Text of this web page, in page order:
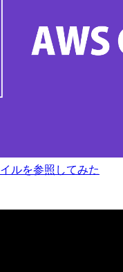
ルを参照してみた